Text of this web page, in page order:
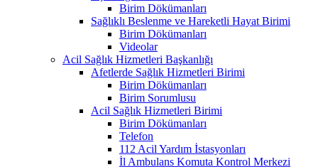
Birim Dökümanları
Sağlıklı Beslenme ve Hareketli Hayat Birimi
Birim Dökümanları
Videolar
Acil Sağlık Hizmetleri Başkanlığı
Afetlerde Sağlık Hizmetleri Birimi
Birim Dökümanları
Birim Sorumlusu
Acil Sağlık Hizmetleri Birimi
Birim Dökümanları
Telefon
112 Acil Yardım İstasyonları
İl Ambulans Komuta Kontrol Merkezi